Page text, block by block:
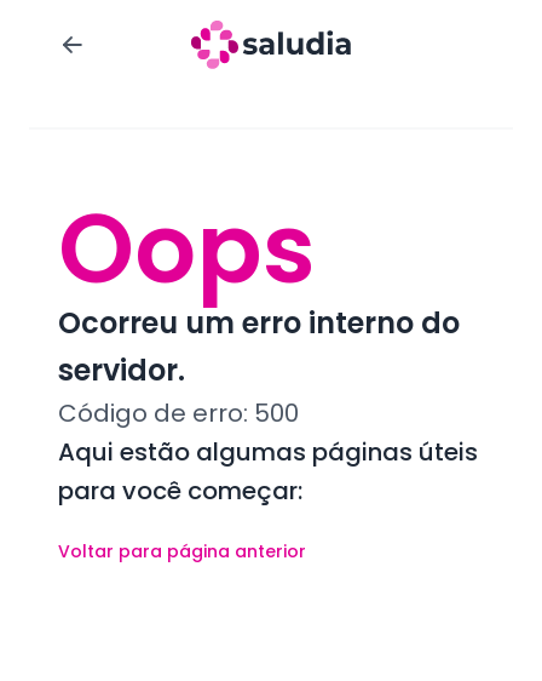
Oops
Ocorreu um erro interno do
servidor.
Código de erro: 500
Aqui estão algumas páginas úteis
para você começar:
Voltar para página anterior